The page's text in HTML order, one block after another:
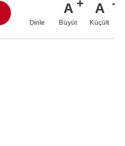
Dinle
A
Büyüt
A
Küçült